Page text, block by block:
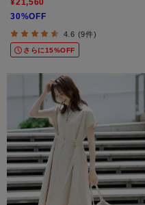
30%OFF
4.6 (9件)
さらに15%OFF